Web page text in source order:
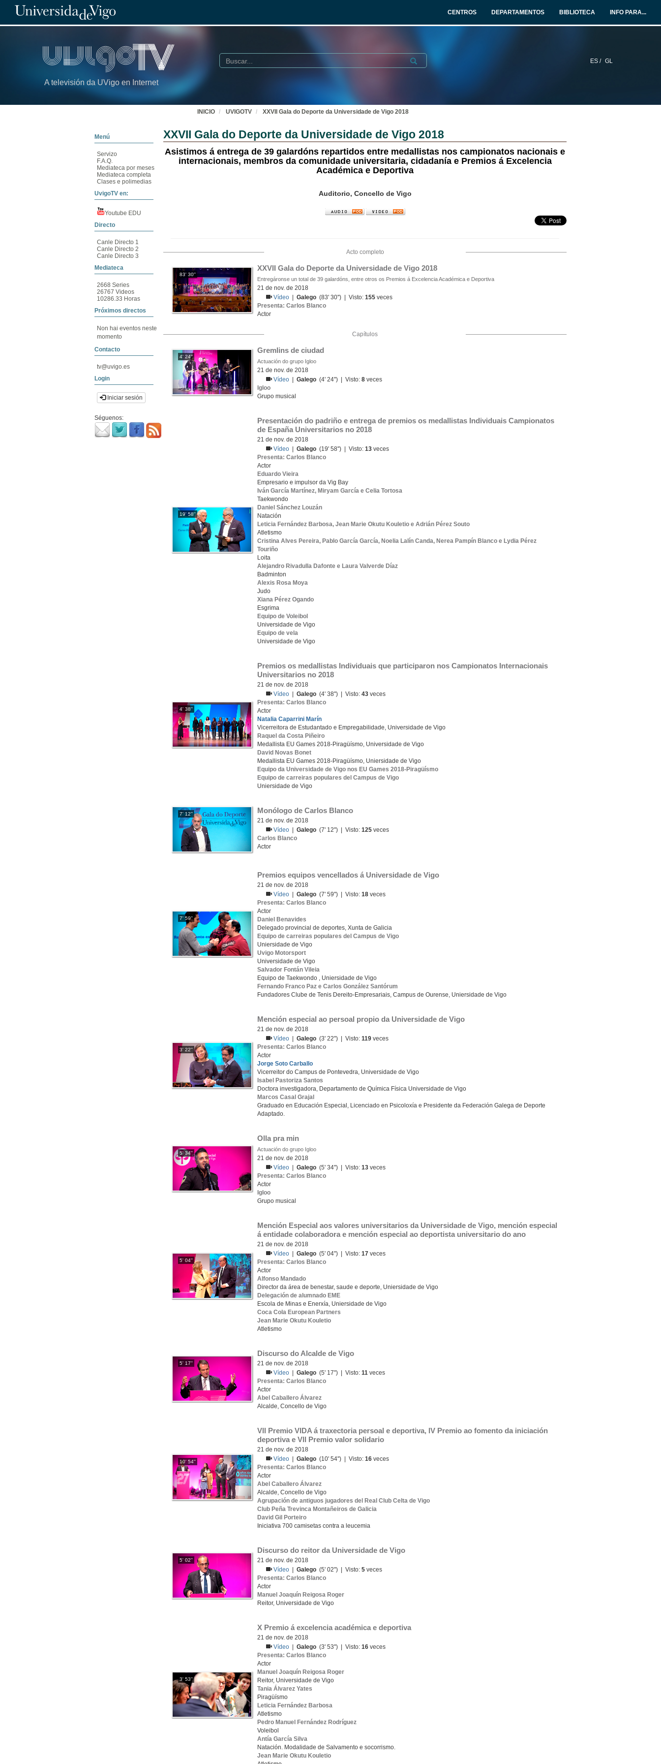
CENTROS DEPARTAMENTOS BIBLIOTECA INFO PARA...
A televisión da UVigo en Internet
ES / GL
Buscar Submit
INICIO UVIGOTV XXVII Gala do Deporte da Universidade de Vigo 2018
Menú
Servizo
F.A.Q.
Mediateca por meses
Mediateca completa
Clases e polimedias
UvigoTV en:
Youtube EDU
Directo
Canle Directo 1
Canle Directo 2
Canle Directo 3
Mediateca
2668 Series
26767 Videos
10286.33 Horas
Próximos directos
Non hai eventos neste
momento
Contacto
tv@uvigo.es
Login
Iniciar sesión
Séguenos:
XXVII Gala do Deporte da Universidade de Vigo 2018
Asistimos á entrega de 39 galardóns repartidos entre medallistas nos campionatos nacionais e
internacionais, membros da comunidade universitaria, cidadanía e Premios á Excelencia
Académica e Deportiva
Auditorio, Concello de Vigo
Acto completo
83' 30''
XXVII Gala do Deporte da Universidade de Vigo 2018
Entregáronse un total de 39 galardóns, entre otros os Premios á Excelencia Académica e Deportiva
21 de nov. de 2018
Vídeo
|Galego (83' 30'') | Visto:155 veces
Presenta: Carlos Blanco
Actor
Capítulos
4' 24''
Gremlins de ciudad
Actuación do grupo Igloo
21 de nov. de 2018
Vídeo
|Galego (4' 24'') | Visto:8 veces
Igloo
Grupo musical
19' 58''
Presentación do padriño e entrega de premios os medallistas Individuais Campionatos
de España Universitarios no 2018
21 de nov. de 2018
Vídeo
|Galego (19' 58'') | Visto:13 veces
Presenta: Carlos Blanco
Actor
Eduardo Vieira
Empresario e impulsor da Vig Bay
Iván García Martínez, Miryam García e Celia Tortosa
Taekwondo
Daniel Sánchez Louzán
Natación
Leticia Fernández Barbosa, Jean Marie Okutu Kouletio e Adrián Pérez Souto
Atletismo
Cristina Alves Pereira, Pablo García García, Noelia Lalín Canda, Nerea Pampín Blanco e Lydia Pérez
Touriño
Loita
Alejandro Rivadulla Dafonte e Laura Valverde Díaz
Badminton
Alexis Rosa Moya
Judo
Xiana Pérez Ogando
Esgrima
Equipo de Voleibol
Universidade de Vigo
Equipo de vela
Universidade de Vigo
4' 38''
Premios os medallistas Individuais que participaron nos Campionatos Internacionais
Universitarios no 2018
21 de nov. de 2018
Vídeo
|Galego (4' 38'') | Visto:43 veces
Presenta: Carlos Blanco
Actor
Natalia Caparrini Marín
Vicerreitora de Estudantado e Empregabilidade, Universidade de Vigo
Raquel da Costa Piñeiro
Medallista EU Games 2018-Piragüísmo, Universidade de Vigo
David Novas Bonet
Medallista EU Games 2018-Piragüísmo, Uniersidade de Vigo
Equipo da Universidade de Vigo nos EU Games 2018-Piragüísmo
Equipo de carreiras populares del Campus de Vigo
Uniersidade de Vigo
7' 12'' Monólogo de Carlos Blanco
21 de nov. de 2018
Vídeo
|Galego (7' 12'') | Visto:125 veces
Carlos Blanco
Actor
7' 59''
Premios equipos vencellados á Universidade de Vigo
21 de nov. de 2018
Vídeo
|Galego (7' 59'') | Visto:18 veces
Presenta: Carlos Blanco
Actor
Daniel Benavides
Delegado provincial de deportes, Xunta de Galicia
Equipo de carreiras populares del Campus de Vigo
Uniersidade de Vigo
Uvigo Motorsport
Universidade de Vigo
Salvador Fontán Vileia
Equipo de Taekwondo , Uniersidade de Vigo
Fernando Franco Paz e Carlos González Santórum
Fundadores Clube de Tenis Dereito-Empresariais, Campus de Ourense, Uniersidade de Vigo
3' 22''
Mención especial ao persoal propio da Universidade de Vigo
21 de nov. de 2018
Vídeo
|Galego (3' 22'') | Visto:119 veces
Presenta: Carlos Blanco
Actor
Jorge Soto Carballo
Vicerreitor do Campus de Pontevedra, Universidade de Vigo
Isabel Pastoriza Santos
Doctora investigadora, Departamento de Química Física Universidade de Vigo
Marcos Casal Grajal
Graduado en Educación Especial, Licenciado en Psicoloxía e Presidente da Federación Galega de Deporte
Adaptado.
5' 34''
Olla pra min
Actuación do grupo Igloo
21 de nov. de 2018
Vídeo
|Galego (5' 34'') | Visto:13 veces
Presenta: Carlos Blanco
Actor
Igloo
Grupo musical
5' 04''
Mención Especial aos valores universitarios da Universidade de Vigo, mención especial
á entidade colaboradora e mención especial ao deportista universitario do ano
21 de nov. de 2018
Vídeo
|Galego (5' 04'') | Visto:17 veces
Presenta: Carlos Blanco
Actor
Alfonso Mandado
Director da área de benestar, saude e deporte, Uniersidade de Vigo
Delegación de alumnado EME
Escola de Minas e Enerxía, Uniersidade de Vigo
Coca Cola European Partners
Jean Marie Okutu Kouletio
Atletismo
5' 17''
Discurso do Alcalde de Vigo
21 de nov. de 2018
Vídeo
|Galego (5' 17'') | Visto:11 veces
Presenta: Carlos Blanco
Actor
Abel Caballero Álvarez
Alcalde, Concello de Vigo
10' 54''
Vll Premio VIDA á traxectoria persoal e deportiva, lV Premio ao fomento da iniciación
deportiva e Vll Premio valor solidario
21 de nov. de 2018
Vídeo
|Galego (10' 54'') | Visto:16 veces
Presenta: Carlos Blanco
Actor
Abel Caballero Álvarez
Alcalde, Concello de Vigo
Agrupación de antiguos jugadores del Real Club Celta de Vigo
Club Peña Trevinca Montañeiros de Galicia
David Gil Porteiro
Iniciativa 700 camisetas contra a leucemia
5' 02''
Discurso do reitor da Universidade de Vigo
21 de nov. de 2018
Vídeo
|Galego (5' 02'') | Visto:5 veces
Presenta: Carlos Blanco
Actor
Manuel Joaquín Reigosa Roger
Reitor, Universidade de Vigo
3' 53''
X Premio á excelencia académica e deportiva
21 de nov. de 2018
Vídeo
|Galego (3' 53'') | Visto:16 veces
Presenta: Carlos Blanco
Actor
Manuel Joaquín Reigosa Roger
Reitor, Universidade de Vigo
Tania Álvarez Yates
Piragüísmo
Leticia Fernández Barbosa
Atletismo
Pedro Manuel Fernández Rodríguez
Voleibol
Antía García Silva
Natación. Modalidade de Salvamento e socorrismo.
Jean Marie Okutu Kouletio